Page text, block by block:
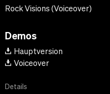
Rock Visions (Voiceover)
Demos
Hauptversion
Voiceover
Details